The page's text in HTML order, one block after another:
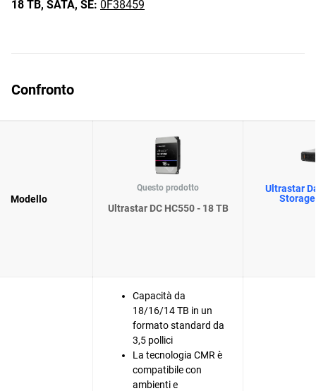
18 TB, SATA, SE: 0F38459
Confronto
Modello
Questo prodotto
Ultrastar DC HC550 - 18 TB
Ultrastar
Capacità da
18/16/14 TB in un
formato standard da
3,5 pollici
La tecnologia CMR è
compatibile con
ambienti e